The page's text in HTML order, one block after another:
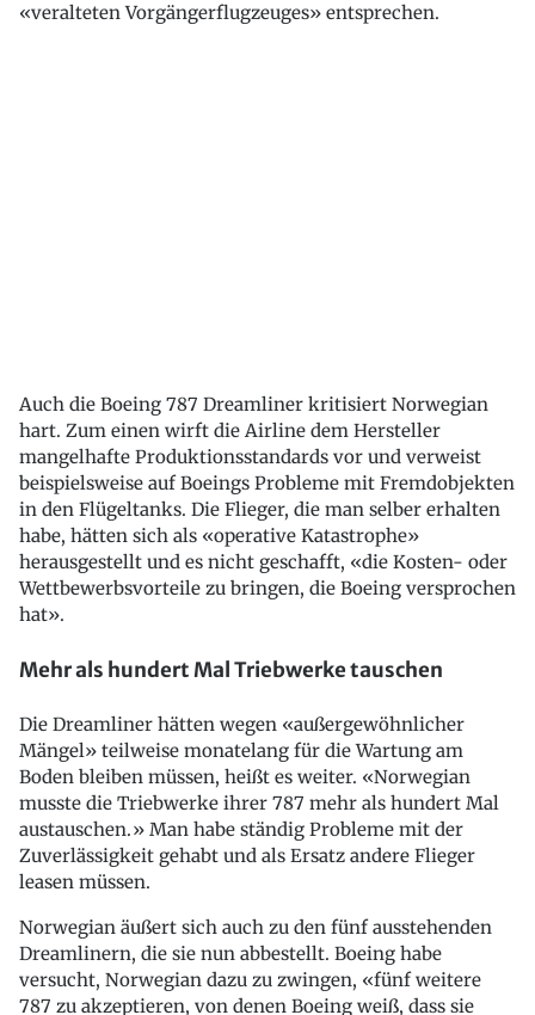
«veralteten Vorgängerflugzeuges» entsprechen.
Auch die Boeing 787 Dreamliner kritisiert Norwegian
hart. Zum einen wirft die Airline dem Hersteller
mangelhafte Produktionsstandards vor und verweist
beispielsweise auf Boeings Probleme mit Fremdobjekten
in den Flügeltanks. Die Flieger, die man selber erhalten
habe, hätten sich als «operative Katastrophe»
herausgestellt und es nicht geschafft, «die Kosten- oder
Wettbewerbsvorteile zu bringen, die Boeing versprochen
hat».
Mehr als hundert Mal Triebwerke tauschen
Die Dreamliner hätten wegen «außergewöhnlicher
Mängel» teilweise monatelang für die Wartung am
Boden bleiben müssen, heißt es weiter. «Norwegian
musste die Triebwerke ihrer 787 mehr als hundert Mal
austauschen.» Man habe ständig Probleme mit der
Zuverlässigkeit gehabt und als Ersatz andere Flieger
leasen müssen.
Norwegian äußert sich auch zu den fünf ausstehenden
Dreamlinern, die sie nun abbestellt. Boeing habe
versucht, Norwegian dazu zu zwingen, «fünf weitere
787 zu akzeptieren, von denen Boeing weiß, dass sie